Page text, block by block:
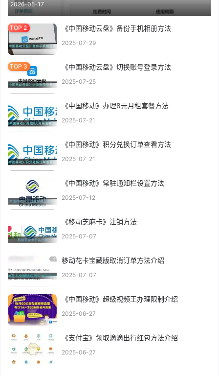
2026-05-17
《中国移动云盘》备份手机相册方法
2025-07-29
《中国移动云盘》切换账号登录方法
2025-07-25
《中国移动》办理8元月租套餐方法
2025-07-21
《中国移动》积分兑换订单查看方法
2025-07-21
《中国移动》常驻通知栏设置方法
2025-07-12
《移动芝麻卡》注销方法
2025-07-07
移动花卡宝藏版取消订单方法介绍
2025-07-07
《中国移动》超级视频王办理限制介绍
2025-06-27
《支付宝》领取滴滴出行红包方法介绍
2025-06-27